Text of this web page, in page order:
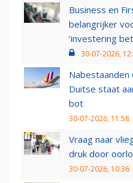
Business en
belangrijker
‘investering
30-07-2026,
Nabestaanden
Duitse staat
bot
30-07-2026, 11:58
Vraag naar
druk door
30-07-2026, 10:36